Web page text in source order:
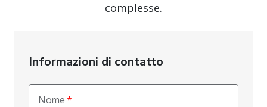
complesse.
Informazioni di contatto
Nome